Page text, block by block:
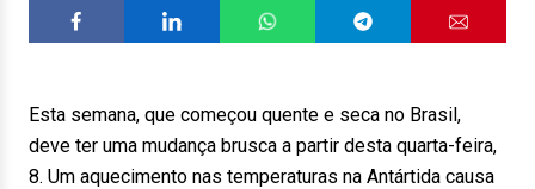
Esta semana, que começou quente e seca no Brasil,
deve ter uma mudança brusca a partir desta quarta-feira,
8. Um aquecimento nas temperaturas na Antártida causa